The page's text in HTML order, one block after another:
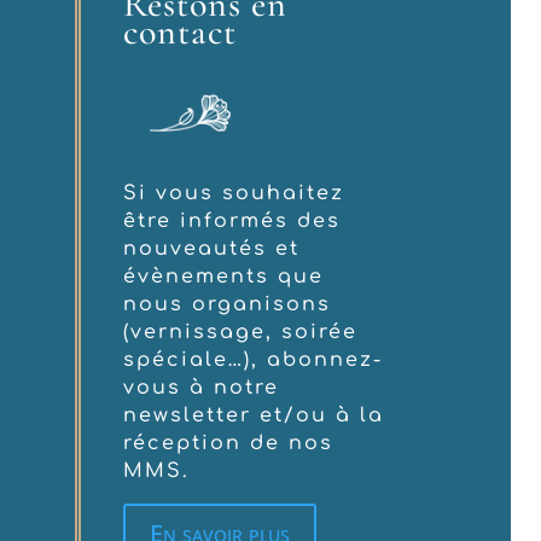
contact
Si vous souhaitez
être informés des
nouveautés et
évènements que
nous organisons
(vernissage, soirée
spéciale…), abonnez-
vous à notre
newsletter et/ou à la
réception de nos
MMS.
En savoir plus